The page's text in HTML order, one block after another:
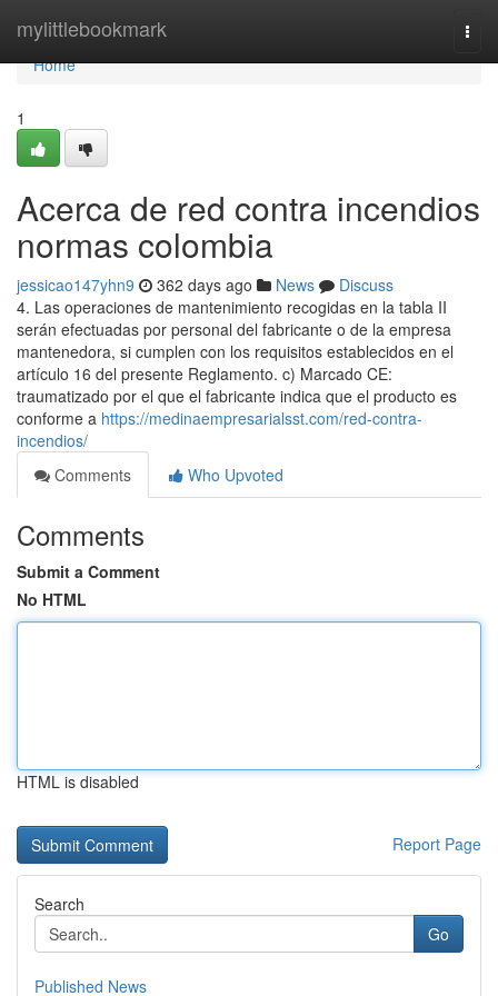
mylittlebookmark
Home
Home
1
Acerca de red contra incendios
normas colombia
jessicao147yhn9 362 days ago News
Discuss
4. Las operaciones de mantenimiento recogidas en la tabla II
serán efectuadas por personal del fabricante o de la empresa
mantenedora, si cumplen con los requisitos establecidos en el
artículo 16 del presente Reglamento. c) Marcado CE:
traumatizado por el que el fabricante indica que el producto es
conforme a https://medinaempresarialsst.com/red-contra-
incendios/
Comments
Who Upvoted
Comments
Submit a Comment
No HTML
HTML is disabled
Report Page
Search
Go
Published News